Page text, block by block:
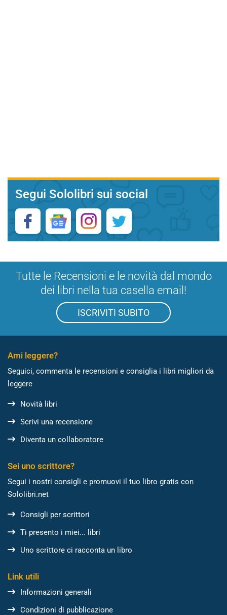
Segui Sololibri sui social
Tutte le Recensioni e le novità dal mondo
dei libri nella tua casella email!
ISCRIVITI SUBITO
Ami leggere?
Seguici, commenta le recensioni e consiglia i libri migliori da
leggere
Novità libri
Scrivi una recensione
Diventa un collaboratore
Sei uno scrittore?
Segui i nostri consigli e promuovi il tuo libro gratis con
Sololibri.net
Consigli per scrittori
Ti presento i miei... libri
Uno scrittore ci racconta un libro
Link utili
Informazioni generali
Condizioni di pubblicazione